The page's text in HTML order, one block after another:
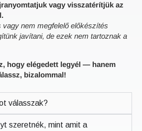
vagy visszatérítjük az
vagy nem megfelelő előkészítés
javítani, de ezek nem tartoznak a
hogy elégedett legyél — hanem
bizalommal!
válasszak?
szeretnék, mint amit a